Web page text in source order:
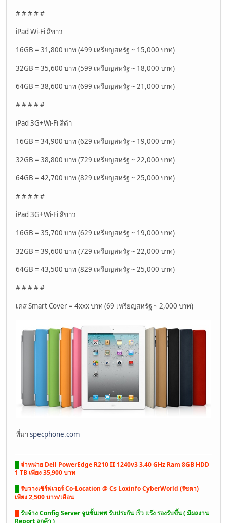
# # # # #
iPad Wi-Fi สีขาว
16GB = 31,800 บาท (499 เหรียญสหรัฐ ~ 15,000 บาท)
32GB = 35,600 บาท (599 เหรียญสหรัฐ ~ 18,000 บาท)
64GB = 38,600 บาท (699 เหรียญสหรัฐ ~ 21,000 บาท)
# # # # #
iPad 3G+Wi-Fi สีดำ
16GB = 34,900 บาท (629 เหรียญสหรัฐ ~ 19,000 บาท)
32GB = 38,800 บาท (729 เหรียญสหรัฐ ~ 22,000 บาท)
64GB = 42,700 บาท (829 เหรียญสหรัฐ ~ 25,000 บาท)
# # # # #
iPad 3G+Wi-Fi สีขาว
16GB = 35,700 บาท (629 เหรียญสหรัฐ ~ 19,000 บาท)
32GB = 39,600 บาท (729 เหรียญสหรัฐ ~ 22,000 บาท)
64GB = 43,500 บาท (829 เหรียญสหรัฐ ~ 25,000 บาท)
# # # # #
เคส Smart Cover = 4xxx บาท (69 เหรียญสหรัฐ ~ 2,000 บาท)
ที่มาspecphone.com
จำหน่าย Dell PowerEdge R210 II 1240v3 3.40 GHz Ram 8GB HDD
1 TB เพียง 35,900 บาท
รับวางเซิร์ฟเวอร์ Co-Location @ Cs Loxinfo CyberWorld (รัชดา)
เพียง 2,500 บาท/เดือน
รับจ้าง Config Server จูนขั้นเทพ รับประกัน เร็ว แร๊ง รองรับขึ้น ( มีผลงาน
Report ลูกค้า )